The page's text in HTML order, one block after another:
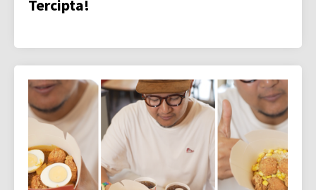
Tercipta!